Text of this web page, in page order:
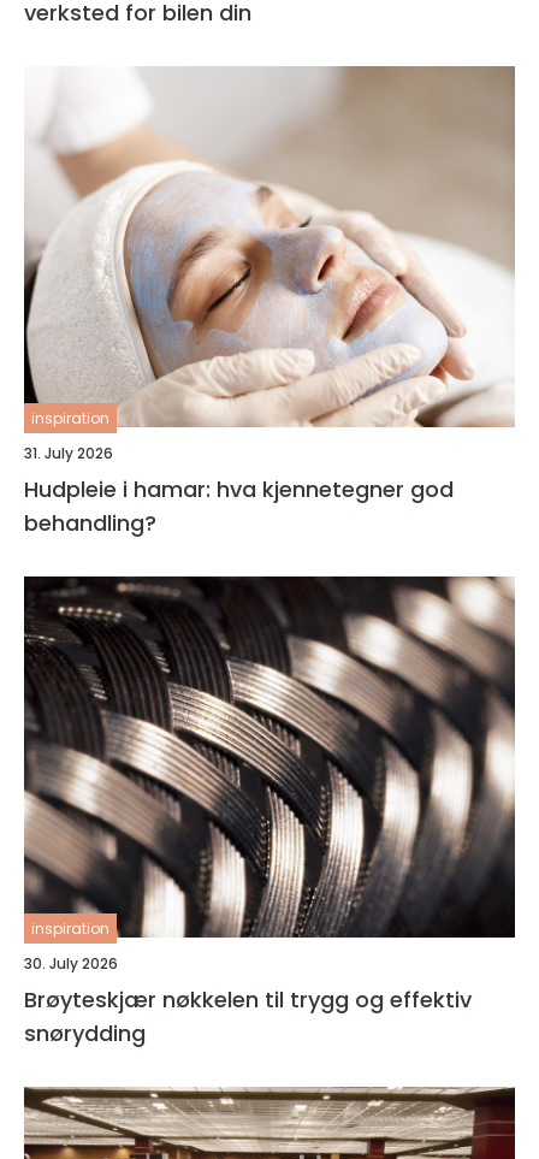
verksted for bilen din
inspiration
31. July 2026
Hudpleie i hamar: hva kjennetegner god
behandling?
inspiration
30. July 2026
Brøyteskjær nøkkelen til trygg og effektiv
snørydding